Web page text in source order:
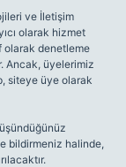
ve İletişim
olarak hizmet
olarak denetleme
Ancak, üyelerimiz
siteye üye olarak
bildirmeniz halinde,